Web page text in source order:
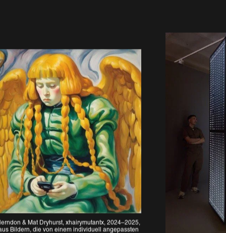
& Mat Dryhurst, xhairymutantx, 2024–2025,
Bildern, die von einem individuell angepassten